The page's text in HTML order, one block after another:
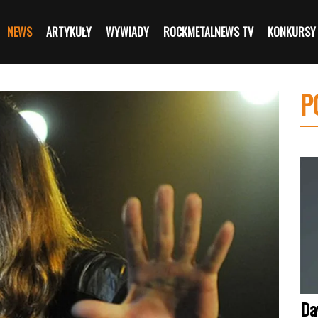
NEWS ARTYKUŁY WYWIADY ROCKMETALNEWS TV KONKURSY